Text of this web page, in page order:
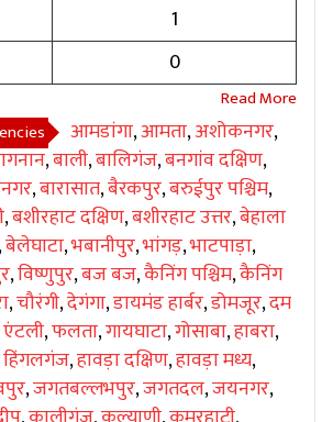
1
0
आमडांगा,आमता,अशोकनगर,
,बाली,बालिगंज,बनगांव दक्षिण,
,बारासात,बैरकपुर,बरुईपुर पश्चिम,
,बशीरहाट दक्षिण,बशीरहाट उत्तर,बेहाला
,बेलेघाटा,भबानीपुर,भांगड़,भाटपाड़ा,
,विष्णुपुर,बज बज,कैनिंग पश्चिम,कैनिंग
,चौरंगी,देगंगा,डायमंड हार्बर,डोमजूर,दम
एंटली,फलता,गायघाटा,गोसाबा,हाबरा,
हिंगलगंज,हावड़ा दक्षिण,हावड़ा मध्य,
,जगतबल्लभपुर,जगतदल,जयनगर,